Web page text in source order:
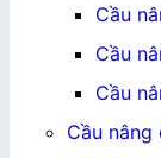
Cầu
Cầu
Cầu
Cầu nâng